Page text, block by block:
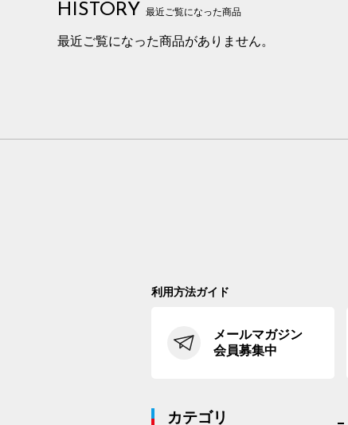
HISTORY 最近ご覧になった商品
最近ご覧になった商品がありません。
利用方法ガイド
メールマガジン
会員募集中
カテゴリ